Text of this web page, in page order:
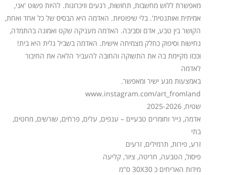
מאפשרת ללוש מחשבות, תחושות, רגעים וזיכרונות. להיות פשוט 'אני,
אמיתית ואותנטית'. בלי שיפוטיות. האדמה היא הבסיס של כל אחד ואחת,
הקושר בין טבע, אדם וסביבה. האדמה מעניקה שקט ואמונה בהתמדה,
נחישות וסיפוק כחלק מצמיחה אישית. האדמה בשביל גלית היא בית!
וככזו מקיימת בה את התשוקה והחובה להעביר הלאה את החיבור
לאדמה
באמצעות מגע ישיר ומאפשר.
www.instagram.com/art_fromland
שטיח, 2025-2026
אדמה, נייר וחומרים טבעיים – ענפים, עלים, פרחים, שורשים, מחטים,
בתי
זרע, פירות, תרמילים, זרעים
פיסול, הטבעה, חריטה, ציור, קליעה
מידות האריחים כ 30X30 ס"מ